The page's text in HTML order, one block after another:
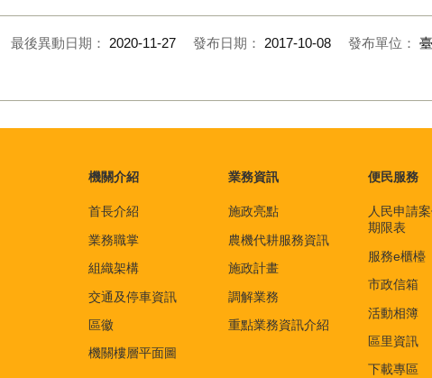
最後異動日期： 2020-11-27 發布日期： 2017-10-08 發布單位：
機關介紹
首長介紹
業務職掌
組織架構
交通及停車資訊
區徽
機關樓層平面圖
業務資訊
施政亮點
農機代耕服務資訊
施政計畫
調解業務
重點業務資訊介紹
便民服務
人民申請
期限表
服務e櫃檯
市政信箱
活動相簿
區里資訊
下載專區